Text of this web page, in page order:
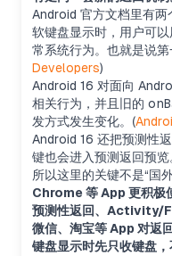
Android 官方文档里有两
软键盘显示时，用户可
常系统行为。也就是说
Developers)
Android 16 对面向
相关行为，并且旧的
发方式发生变化。(
Android 16 还把预测性
键也会进入预测返回预览
所以这里的关键不是“国
Chrome 等 App 更积极
预测性返回、Activity/
微信、淘宝等 App 对返
键盘显示时先只收键盘，